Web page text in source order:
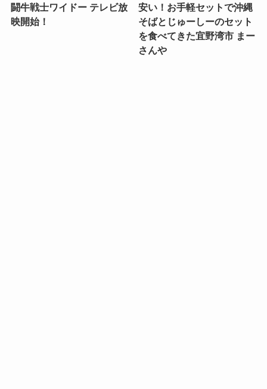
闘牛戦士ワイドー テレビ放
映開始！
安い！お手軽セットで沖縄
そばとじゅーしーのセット
を食べてきた宜野湾市 まー
さんや